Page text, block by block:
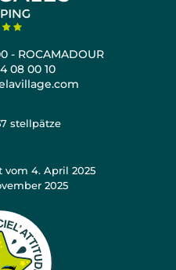
- ROCAMADOUR
08 00 10
stellpätze
vom 4. April 2025
2025